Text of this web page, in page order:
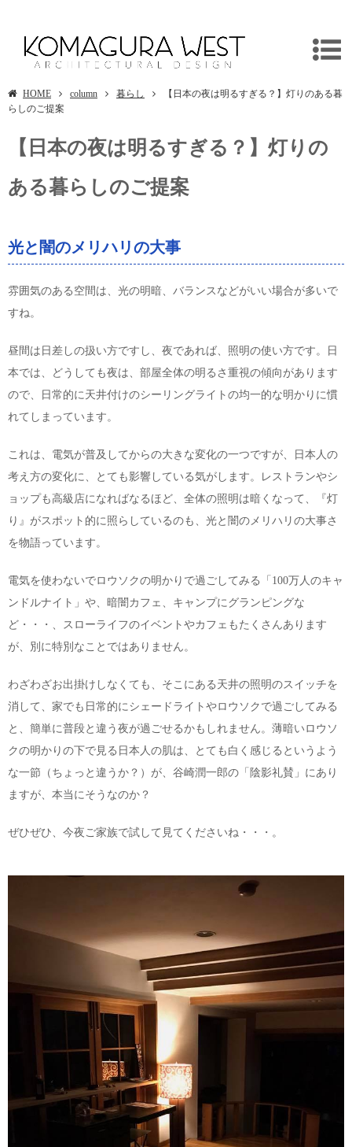
HOME column 暮らし
【日本の夜は明るすぎる？】灯りのある暮
らしのご提案
【日本の夜は明るすぎる？】灯りの
ある暮らしのご提案
光と闇のメリハリの大事
雰囲気のある空間は、光の明暗、バランスなどがいい場合が多いで
すね。
昼間は日差しの扱い方ですし、夜であれば、照明の使い方です。日
本では、どうしても夜は、部屋全体の明るさ重視の傾向があります
ので、日常的に天井付けのシーリングライトの均一的な明かりに慣
れてしまっています。
これは、電気が普及してからの大きな変化の一つですが、日本人の
考え方の変化に、とても影響している気がします。レストランやシ
ョップも高級店になればなるほど、全体の照明は暗くなって、『灯
り』がスポット的に照らしているのも、光と闇のメリハリの大事さ
を物語っています。
電気を使わないでロウソクの明かりで過ごしてみる「100万人のキャ
ンドルナイト」や、暗闇カフェ、キャンプにグランピングな
ど・・・、スローライフのイベントやカフェもたくさんあります
が、別に特別なことではありません。
わざわざお出掛けしなくても、そこにある天井の照明のスイッチを
消して、家でも日常的にシェードライトやロウソクで過ごしてみる
と、簡単に普段と違う夜が過ごせるかもしれません。薄暗いロウソ
クの明かりの下で見る日本人の肌は、とても白く感じるというよう
な一節（ちょっと違うか？）が、谷崎潤一郎の「陰影礼賛」にあり
ますが、本当にそうなのか？
ぜひぜひ、今夜ご家族で試して見てくださいね・・・。